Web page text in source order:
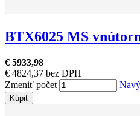
BTX6025 MS
€ 5933,98
€ 4824,37 bez DPH
Zmeniť počet
Kúpiť